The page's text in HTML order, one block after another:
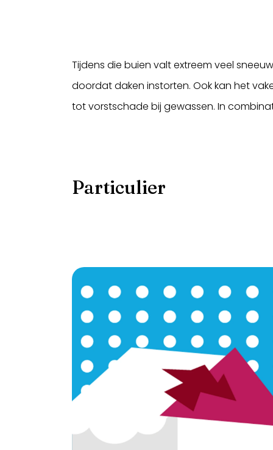
Tijdens die buien valt extreem veel
doordat daken instorten. Ook kan het
tot vorstschade bij gewassen. In
Particulier